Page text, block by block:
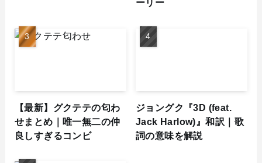
ーリー
【最新】グクテテの匂わ
せまとめ｜唯一無二の仲
良しすぎるコンビ
ジョングク『3D (feat.
Jack Harlow)』和訳｜歌
詞の意味を解説